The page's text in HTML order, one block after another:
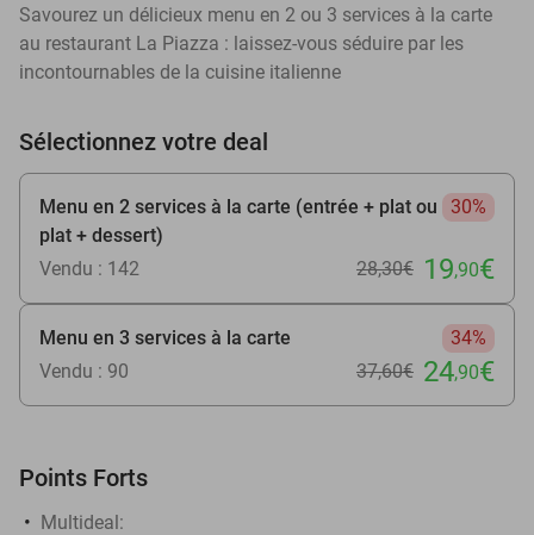
Savourez un délicieux menu en 2 ou 3 services à la carte
au restaurant La Piazza : laissez-vous séduire par les
incontournables de la cuisine italienne
Sélectionnez votre deal
Menu en 2 services à la carte (entrée + plat ou
plat + dessert)
30%
Vendu : 142 28,30€ 19,90€
Menu en 3 services à la carte
34%
Vendu : 90
37,60€ 24,90€
Points Forts
Multideal: